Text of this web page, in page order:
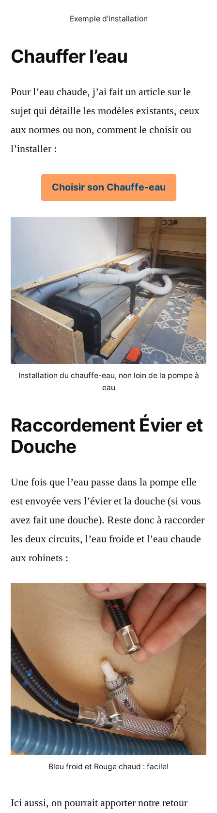
Exemple d’installation
Chauffer l’eau
Pour l’eau chaude, j’ai fait un article sur le
sujet qui détaille les modèles existants, ceux
aux normes ou non, comment le choisir ou
l’installer :
Choisir son Chauffe-eau
Installation du chauffe-eau, non loin de la pompe à
eau
Raccordement Évier et
Douche
Une fois que l’eau passe dans la pompe elle
est envoyée vers l’évier et la douche (si vous
avez fait une douche). Reste donc à raccorder
les deux circuits, l’eau froide et l’eau chaude
aux robinets :
Bleu froid et Rouge chaud : facile!
Ici aussi, on pourrait apporter notre retour